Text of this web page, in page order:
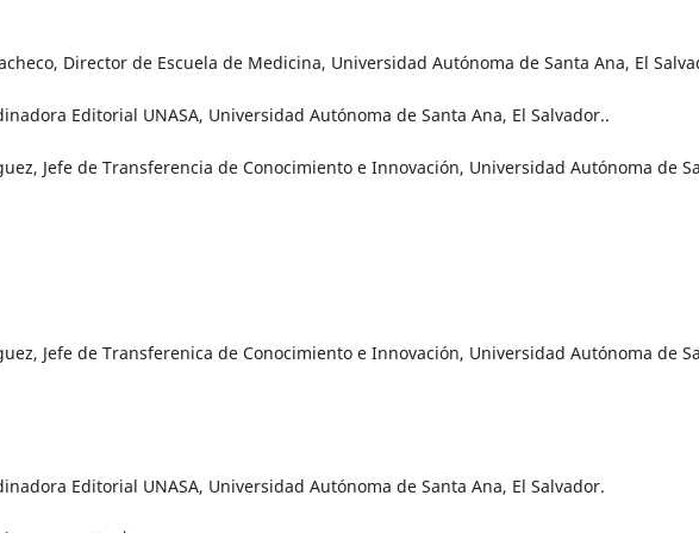
Director de Escuela de Medicina, Universidad Autónoma de Santa Ana, El
Editorial UNASA, Universidad Autónoma de Santa Ana, El Salvador..
Jefe de Transferencia de Conocimiento e Innovación, Universidad Autónoma de
Jefe de Transferenica de Conocimiento e Innovación, Universidad Autónoma de
Editorial UNASA, Universidad Autónoma de Santa Ana, El Salvador.